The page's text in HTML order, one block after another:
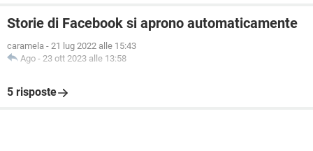
Storie di Facebook si aprono automaticamente
caramela - 21 lug 2022 alle 15:43
Ago - 23 ott 2023 alle 13:58
5 risposte